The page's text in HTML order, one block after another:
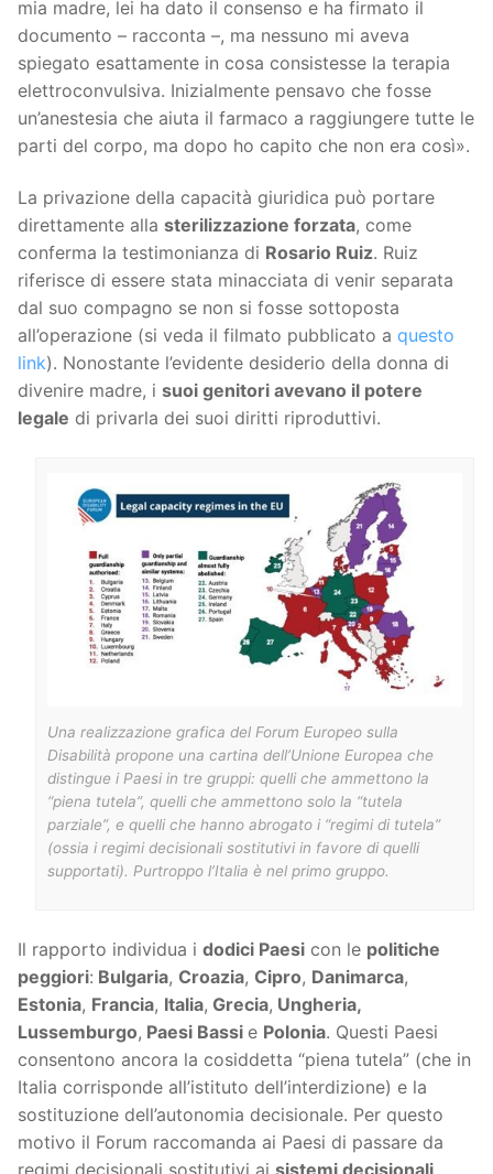
mia madre, lei ha dato il consenso e ha firmato il
documento – racconta –, ma nessuno mi aveva
spiegato esattamente in cosa consistesse la terapia
elettroconvulsiva. Inizialmente pensavo che fosse
un’anestesia che aiuta il farmaco a raggiungere tutte le
parti del corpo, ma dopo ho capito che non era così».
La privazione della capacità giuridica può portare
direttamente alla sterilizzazione forzata, come
conferma la testimonianza di Rosario Ruiz. Ruiz
riferisce di essere stata minacciata di venir separata
dal suo compagno se non si fosse sottoposta
all’operazione (si veda il filmato pubblicato a questo
link). Nonostante l’evidente desiderio della donna di
divenire madre, i suoi genitori avevano il potere
legale di privarla dei suoi diritti riproduttivi.
Una realizzazione grafica del Forum Europeo sulla
Disabilità propone una cartina dell’Unione Europea che
distingue i Paesi in tre gruppi: quelli che ammettono la
“piena tutela”, quelli che ammettono solo la “tutela
parziale”, e quelli che hanno abrogato i “regimi di tutela”
(ossia i regimi decisionali sostitutivi in favore di quelli
supportati). Purtroppo l’Italia è nel primo gruppo.
Il rapporto individua i dodici Paesi con le politiche
peggiori: Bulgaria, Croazia, Cipro, Danimarca,
Estonia, Francia, Italia, Grecia, Ungheria,
Lussemburgo, Paesi Bassi e Polonia. Questi Paesi
consentono ancora la cosiddetta “piena tutela” (che in
Italia corrisponde all’istituto dell’interdizione) e la
sostituzione dell’autonomia decisionale. Per questo
motivo il Forum raccomanda ai Paesi di passare da
regimi decisionali sostitutivi ai sistemi decisionali